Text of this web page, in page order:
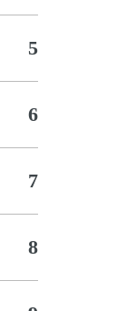
5
6
7
8